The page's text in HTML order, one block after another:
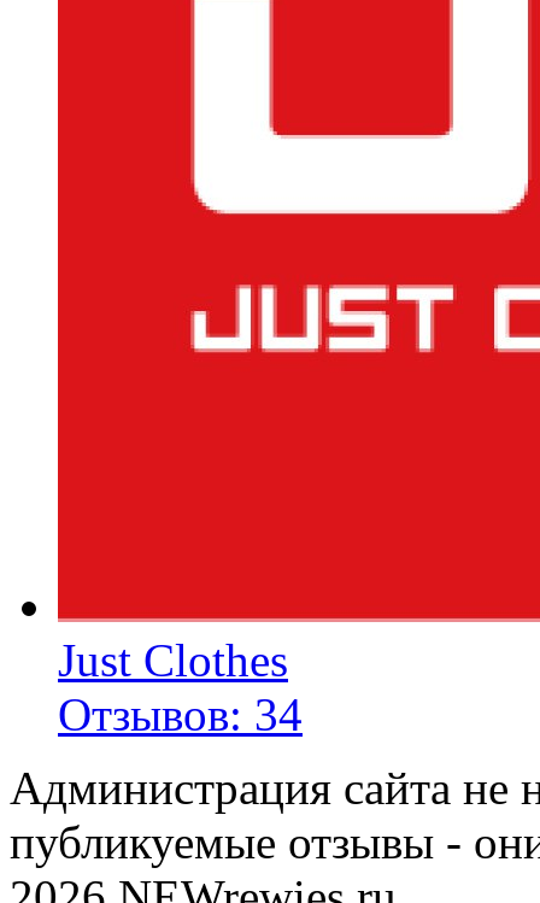
Just Clothes
Отзывов: 34
Администрация сайта не
публикуемые отзывы -